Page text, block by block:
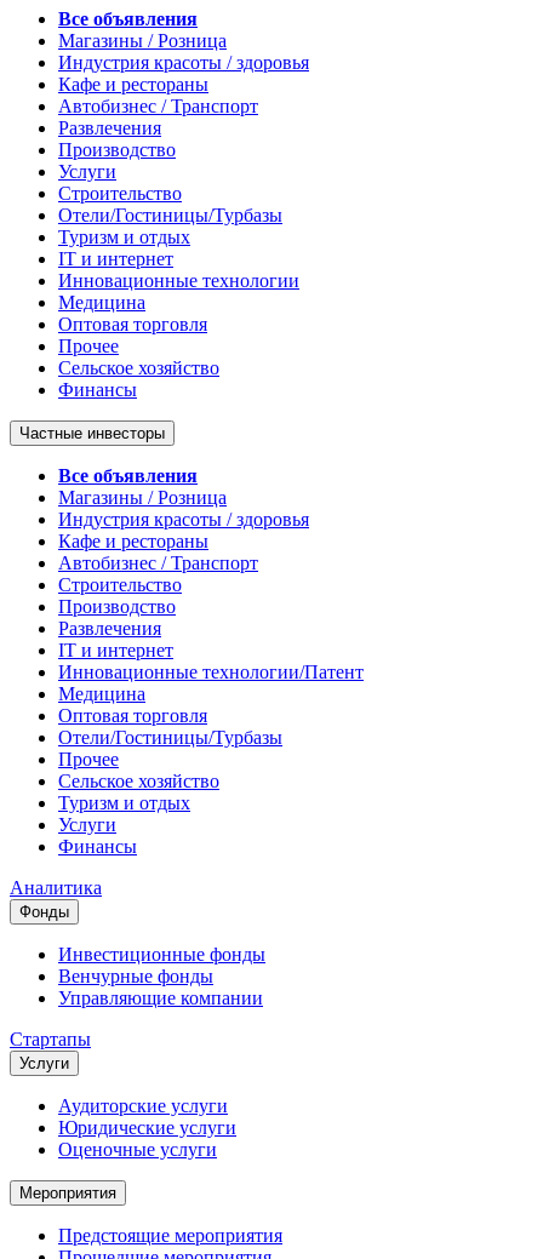
Все объявления
Магазины / Розница
Индустрия красоты / здоровья
Кафе и рестораны
Автобизнес / Транспорт
Развлечения
Производство
Услуги
Строительство
Отели/Гостиницы/Турбазы
Туризм и отдых
IT и интернет
Инновационные технологии
Медицина
Оптовая торговля
Прочее
Сельское хозяйство
Финансы
Частные инвесторы
Все объявления
Магазины / Розница
Индустрия красоты / здоровья
Кафе и рестораны
Автобизнес / Транспорт
Строительство
Производство
Развлечения
IT и интернет
Инновационные технологии/Патент
Медицина
Оптовая торговля
Отели/Гостиницы/Турбазы
Прочее
Сельское хозяйство
Туризм и отдых
Услуги
Финансы
Аналитика
Фонды
Инвестиционные фонды
Венчурные фонды
Управляющие компании
Стартапы
Услуги
Аудиторские услуги
Юридические услуги
Оценочные услуги
Мероприятия
Предстоящие мероприятия